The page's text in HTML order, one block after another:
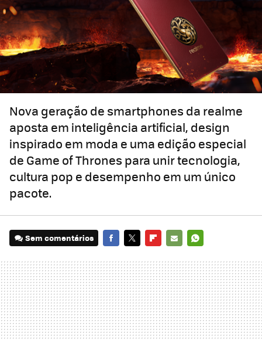
Nova geração de smartphones da realme
aposta em inteligência artificial, design
inspirado em moda e uma edição especial
de Game of Thrones para unir tecnologia,
cultura pop e desempenho em um único
pacote.
Sem comentários
MAIL